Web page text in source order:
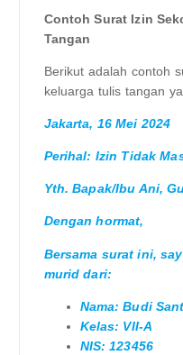
Contoh Surat Izin
Tangan
Berikut adalah contoh
keluarga tulis tangan
Jakarta, 16 Mei 2024
Perihal: Izin Tidak
Yth. Bapak/Ibu Ani,
Dengan hormat,
Bersama surat ini,
murid dari:
Nama: Budi
Kelas: VII-A
NIS: 123456